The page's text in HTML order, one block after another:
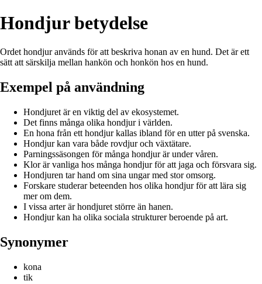
Hondjur betydelse
Ordet hondjur används för att beskriva honan av en hund. Det är ett
sätt att särskilja mellan hankön och honkön hos en hund.
Exempel på användning
Hondjuret är en viktig del av ekosystemet.
Det finns många olika hondjur i världen.
En hona från ett hondjur kallas ibland för en utter på svenska.
Hondjur kan vara både rovdjur och växtätare.
Parningssäsongen för många hondjur är under våren.
Klor är vanliga hos många hondjur för att jaga och försvara sig.
Hondjuren tar hand om sina ungar med stor omsorg.
Forskare studerar beteenden hos olika hondjur för att lära sig
mer om dem.
I vissa arter är hondjuret större än hanen.
Hondjur kan ha olika sociala strukturer beroende på art.
Synonymer
kona
tik